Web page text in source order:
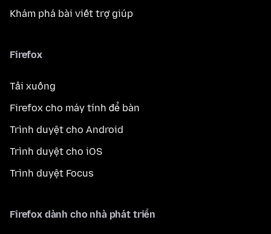
Khám phá bài viết trợ giúp
Firefox
Tải xuống
Firefox cho máy tính để bàn
Trình duyệt cho Android
Trình duyệt cho iOS
Trình duyệt Focus
Firefox dành cho nhà phát triển